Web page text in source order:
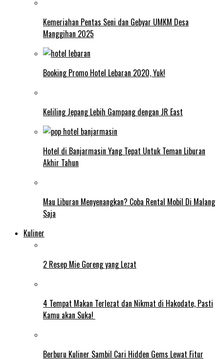
Kemeriahan Pentas Seni dan Gebyar UMKM Desa
Manggihan 2025
Booking Promo Hotel Lebaran 2020, Yuk!
Keliling Jepang Lebih Gampang dengan JR East
Hotel di Banjarmasin Yang Tepat Untuk Teman Liburan
Akhir Tahun
Mau Liburan Menyenangkan? Coba Rental Mobil Di Malang
Saja
Kuliner
2 Resep Mie Goreng yang Lezat
4 Tempat Makan Terlezat dan Nikmat di Hakodate, Pasti
Kamu akan Suka!
Berburu Kuliner Sambil Cari Hidden Gems Lewat Fitur